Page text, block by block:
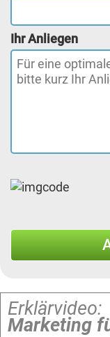
Ihr Anliegen
Erklärvideo:
Marketing